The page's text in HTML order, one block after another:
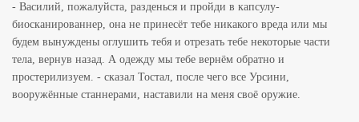
- Василий, пожалуйста, разденься и пройди в капсулу-
биосканированнер, она не принесёт тебе никакого вреда или мы
будем вынуждены оглушить тебя и отрезать тебе некоторые части
тела, вернув назад. А одежду мы тебе вернём обратно и
простерилизуем. - сказал Тостал, после чего все Урсини,
вооружённые станнерами, наставили на меня своё оружие.